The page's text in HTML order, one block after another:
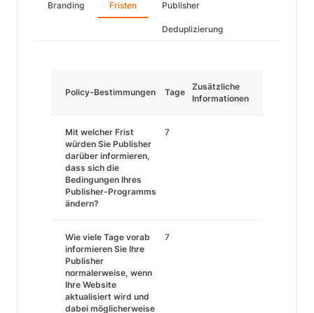
Branding Fristen Publisher
Deduplizierung
Policy-Bestimmungen Tage
Zusätzliche
Informationen
Mit welcher Frist
würden Sie Publisher
darüber informieren,
dass sich die
Bedingungen Ihres
Publisher-Programms
ändern?
7
Wie viele Tage vorab
informieren Sie Ihre
Publisher
normalerweise, wenn
Ihre Website
aktualisiert wird und
dabei möglicherweise
7